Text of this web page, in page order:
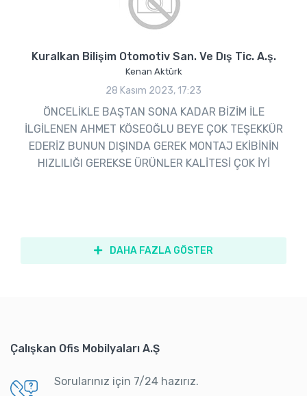
Kuralkan Bilişim Otomotiv San. Ve Dış Tic. A.ş.
Kenan Aktürk
28 Kasım 2023, 17:23
ÖNCELİKLE BAŞTAN SONA KADAR BİZİM İLE
İLGİLENEN AHMET KÖSEOĞLU BEYE ÇOK TEŞEKKÜR
EDERİZ BUNUN DIŞINDA GEREK MONTAJ EKİBİNİN
HIZLILIĞI GEREKSE ÜRÜNLER KALİTESİ ÇOK İYİ
DAHA FAZLA GÖSTER
Çalışkan Ofis Mobilyaları A.Ş
Sorularınız için 7/24 hazırız.